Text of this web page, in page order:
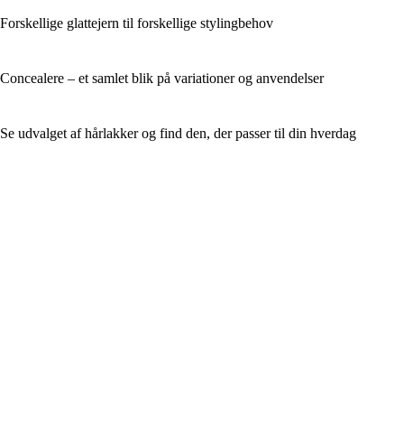
Forskellige glattejern til forskellige stylingbehov
Concealere – et samlet blik på variationer og anvendelser
Se udvalget af hårlakker og find den, der passer til din hverdag